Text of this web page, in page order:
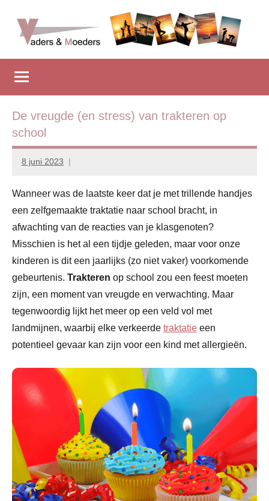
inhoud
springen
Vadersenmoeders
iedereen
wel
eens
wat
hulp
gebruiken
De vreugde (en stress) van trakteren op
school
8 juni 2023
Marion
Wanneer was de laatste keer dat je met trillende handjes
een zelfgemaakte traktatie naar school bracht, in
afwachting van de reacties van je klasgenoten?
Misschien is het al een tijdje geleden, maar voor onze
kinderen is dit een jaarlijks (zo niet vaker) voorkomende
gebeurtenis. Trakteren op school zou een feest moeten
zijn, een moment van vreugde en verwachting. Maar
tegenwoordig lijkt het meer op een veld vol met
landmijnen, waarbij elke verkeerde traktatie een
potentieel gevaar kan zijn voor een kind met allergieën.